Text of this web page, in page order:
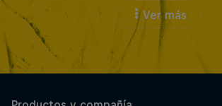
Ver más